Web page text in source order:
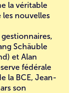
la véritable
nouvelles
Schäuble
et Alan
fédérale
la BCE, Jean-
son